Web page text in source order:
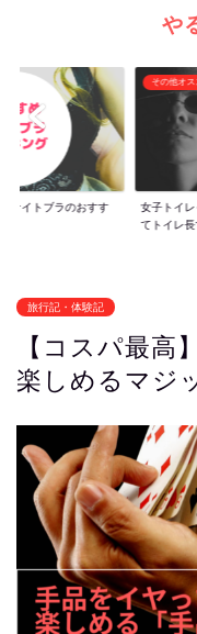
や
ナイトブラのおすす
その他オ
女子トイ
てトイレ長
旅行記・体験記
【コスパ最高
楽しめるマジ